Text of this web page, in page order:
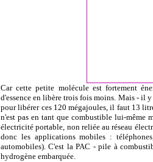
Car cette petite molécule est fortement
d'essence en libère trois fois moins. Mais - il
pour libérer ces 120 mégajoules, il faut 13
n'est pas en tant que combustible lui-même
électricité portable, non reliée au réseau
donc les applications mobiles :
automobiles). C'est la PAC - pile à
hydrogène embarquée.